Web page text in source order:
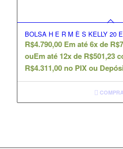
BOLSA H E R M È S KELLY 20
R$4.790,00 Em até 6x de R$
ouEm até 12x de R$501,23
R$4.311,00 no PIX ou